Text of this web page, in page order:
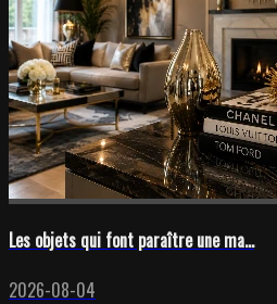
Les objets qui font paraître une ma...
2026-08-04